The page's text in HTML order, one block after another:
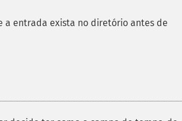
a entrada exista no diretório antes de